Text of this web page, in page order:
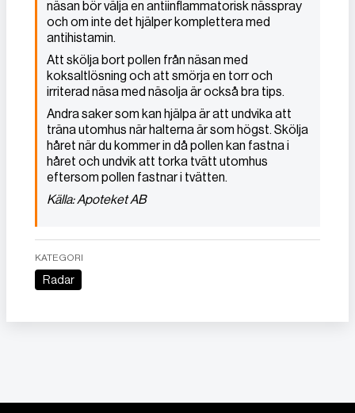
näsan bör välja en antiinflammatorisk nässpray
och om inte det hjälper komplettera med
antihistamin.
Att skölja bort pollen från näsan med
koksaltlösning och att smörja en torr och
irriterad näsa med näsolja är också bra tips.
Andra saker som kan hjälpa är att undvika att
träna utomhus när halterna är som högst. Skölja
håret när du kommer in då pollen kan fastna i
håret och undvik att torka tvätt utomhus
eftersom pollen fastnar i tvätten.
Källa: Apoteket AB
KATEGORI
Radar